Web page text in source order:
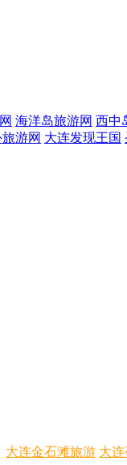
海洋岛旅游网 西中
游网 大连发现王国
大连金石滩旅游 大